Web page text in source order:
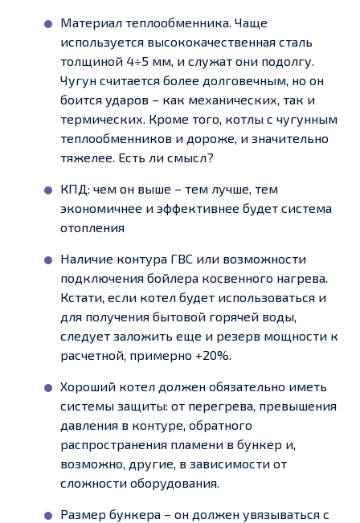
Материал теплообменника. Чаще
используется высококачественная сталь
толщиной 4÷5 мм, и служат они подолгу.
Чугун считается более долговечным, но он
боится ударов – как механических, так и
термических. Кроме того, котлы с чугунным
теплообменников и дороже, и значительно
тяжелее. Есть ли смысл?
КПД: чем он выше – тем лучше, тем
экономичнее и эффективнее будет система
отопления
Наличие контура ГВС или возможности
подключения бойлера косвенного нагрева.
Кстати, если котел будет использоваться и
для получения бытовой горячей воды,
следует заложить еще и резерв мощности к
расчетной, примерно +20%.
Хороший котел должен обязательно иметь
системы защиты: от перегрева, превышения
давления в контуре, обратного
распространения пламени в бункер и,
возможно, другие, в зависимости от
сложности оборудования.
Размер бункера – он должен увязываться с